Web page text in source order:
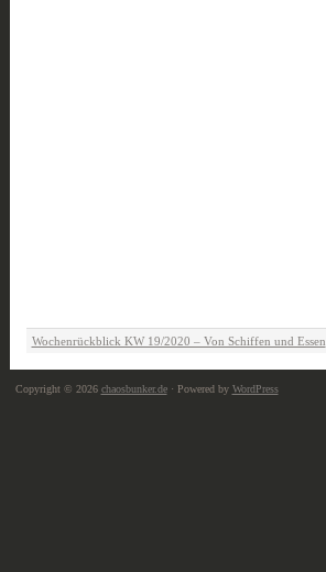
Wochenrückblick KW 19/2020 – Von Schiffen und Essen
Copyright © 2026 chaosbunker.de· Powered by WordPress